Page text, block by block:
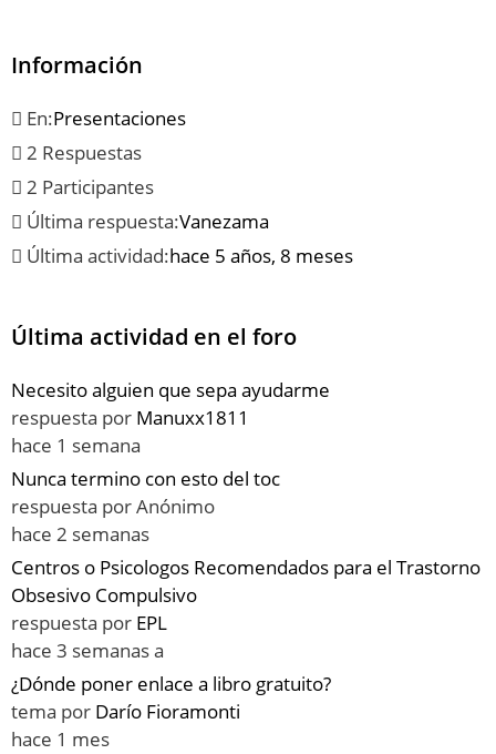
Información
En:Presentaciones
2 Respuestas
2 Participantes
Última respuesta:Vanezama
Última actividad:hace 5 años, 8 meses
Última actividad en el foro
Necesito alguien que sepa ayudarme
respuesta por Manuxx1811
hace 1 semana
Nunca termino con esto del toc
respuesta porAnónimo
hace 2 semanas
Centros o Psicologos Recomendados para el Trastorno
Obsesivo Compulsivo
respuesta por EPL
hace 3 semanas a
¿Dónde poner enlace a libro gratuito?
tema por Darío Fioramonti
hace 1 mes